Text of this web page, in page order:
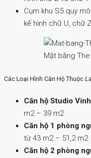
Cụm khu S5 quy
kế hình chữ U, chữ
Mặt bằng
Các Loại Hình Căn Hộ Thuộc
Căn hộ Studio
m2 – 39 m2
Căn hộ 1 phòng
từ 43 m2 – 51,2 m2
Căn hộ 2 phòng